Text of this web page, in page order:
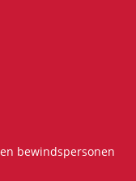
bewindspersonen